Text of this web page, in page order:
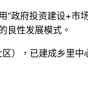
“政府投资建设+
良性发展模式。
），已建成乡里